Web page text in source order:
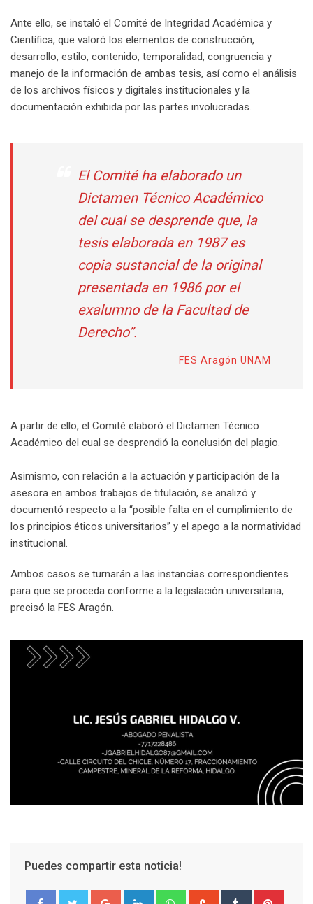
Ante ello, se instaló el Comité de Integridad Académica y
Científica, que valoró los elementos de construcción,
desarrollo, estilo, contenido, temporalidad, congruencia y
manejo de la información de ambas tesis, así como el análisis
de los archivos físicos y digitales institucionales y la
documentación exhibida por las partes involucradas.
El Comité ha elaborado un
Dictamen Técnico Académico
del cual se desprende que, la
tesis elaborada en 1987 es
copia sustancial de la original
presentada en 1986 por el
exalumno de la Facultad de
Derecho”.
FES Aragón UNAM
A partir de ello, el Comité elaboró el Dictamen Técnico
Académico del cual se desprendió la conclusión del plagio.
Asimismo, con relación a la actuación y participación de la
asesora en ambos trabajos de titulación, se analizó y
documentó respecto a la “posible falta en el cumplimiento de
los principios éticos universitarios” y el apego a la normatividad
institucional.
Ambos casos se turnarán a las instancias correspondientes
para que se proceda conforme a la legislación universitaria,
precisó la FES Aragón.
Puedes compartir esta noticia!
Google+ LinkedIn WhatsappStumbleUpon
Tumblr